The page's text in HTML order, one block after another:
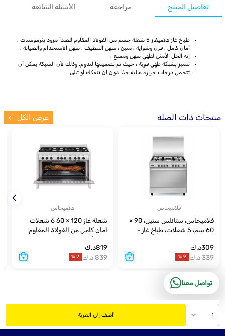
1 أضف إلى العربة
تفاصيل المنتج مراجعة الأسئلة الشائعة
طباخ غاز فلاميغاز 5 شعلة جسم من الفولاذ المقاوم للصدأ مزود بثرموستات ،
أمان كامل ، فرن وشواية ، متين ، سهل التنظيف ، سهل الاستخدام والصيانة ،
إنه الحل الأمثل لطهي سهل وممتع ،
تتميز بشبكة طهي قوية ، حيث تم تصميمها لتدوم. وذلك لأن الشبكة يمكن أن
تتحمل درجات حرارة عالية جدًا دون أن تتفكك أو تبلى.
منتجات ذات الصلة عرض الكل
فلاميجاس
فلاميجاس، ستانلس ستيل، 90 ×
60 سم، 5 شعلات، طباخ غاز -
309د.ك
339د.ك 9
%
فلاميجاس
شعلة غاز 120 × 60 6 شعلات
أمان كامل من الفولاذ المقاوم
819د.ك
839د.ك 2
%
تواصل معنا